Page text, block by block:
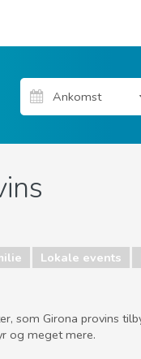
Lokale events
som Girona provins
og meget mere.